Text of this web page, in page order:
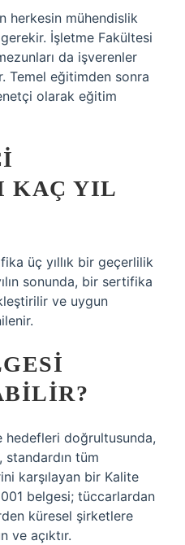
herkesin mühendislik
İşletme Fakültesi
da işverenler
Temel eğitimden sonra
olarak eğitim
KAÇ YIL
üç yıllık bir geçerlilik
sonunda, bir sertifika
ve uygun
hedefleri doğrultusunda,
standardın tüm
karşılayan bir Kalite
belgesi; tüccarlardan
küresel şirketlere
ve açıktır.